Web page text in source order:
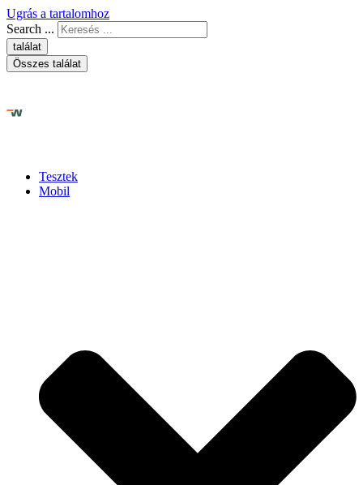
Ugrás a tartalomhoz
Search ...
találat
Összes találat
Tesztek
Mobil